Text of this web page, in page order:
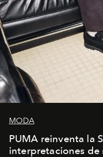
MODA
PUMA reinventa la
interpretaciones de